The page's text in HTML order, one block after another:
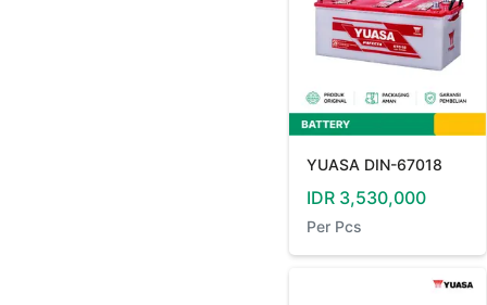
YUASA DIN-67018
IDR 3,530,000
Per Pcs